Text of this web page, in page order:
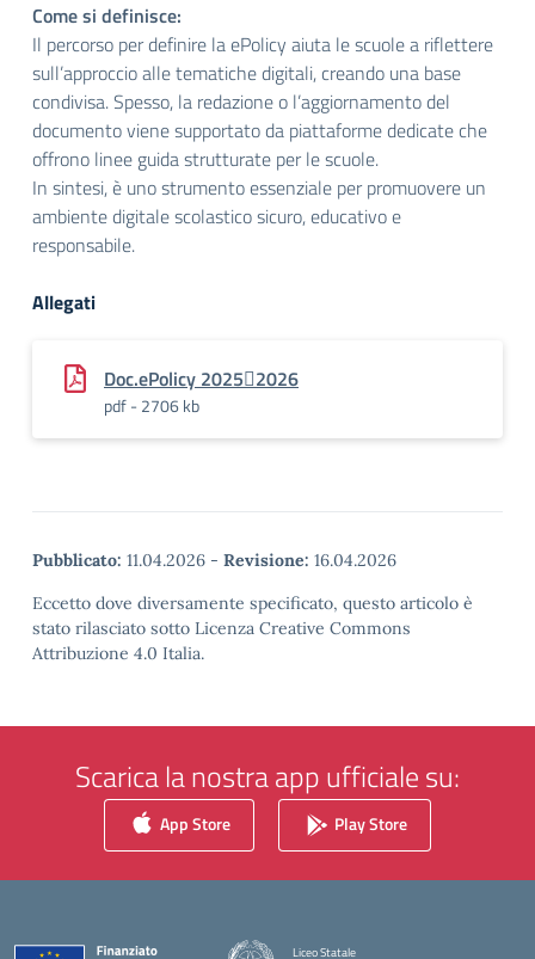
Come si definisce:
Il percorso per definire la ePolicy aiuta le scuole a riflettere
sull’approccio alle tematiche digitali, creando una base
condivisa. Spesso, la redazione o l’aggiornamento del
documento viene supportato da piattaforme dedicate che
offrono linee guida strutturate per le scuole.
In sintesi, è uno strumento essenziale per promuovere un
ambiente digitale scolastico sicuro, educativo e
responsabile.
Allegati
Doc.ePolicy 20252026
pdf - 2706 kb
Pubblicato: 11.04.2026 - Revisione: 16.04.2026
Eccetto dove diversamente specificato, questo articolo è
stato rilasciato sotto Licenza Creative Commons
Attribuzione 4.0 Italia.
Scarica la nostra app ufficiale su:
App Store Play Store
Liceo Statale